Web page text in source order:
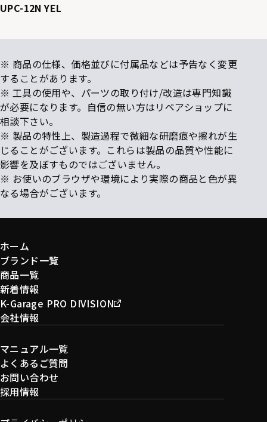
UPC-12N YEL
※ 商品の仕様、価格並びに付属品などは予告なく変更
することがあります。
※ 工具の使用や、パーツの取り付け/改造は専門知識
が必要になります。自信の無い方はリペアショップに
相談下さい。
※ 製品の特性上、製造過程で微細な研磨痕や擦れが生
じることがございます。これらは製品の品質や性能に
影響を及ぼすものではございません。
※ お使いのブラウザや環境により実際の商品と色が異
なる場合がございます。
ホーム
ブランド一覧
商品一覧
新着情報
K-Garage PRO DIVISION
会社情報
マニュアル一覧
よくあるご質問
お問い合わせ
採用情報